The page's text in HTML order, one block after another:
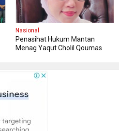
Nasional
Penasihat Hukum Mantan
Menag Yaqut Cholil Qoumas